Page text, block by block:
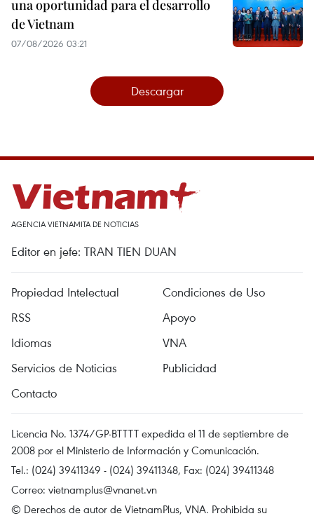
una oportunidad para el desarrollo
de Vietnam
07/08/2026 03:21
Descargar
AGENCIA VIETNAMITA DE NOTICIAS
Editor en jefe: TRAN TIEN DUAN
Propiedad Intelectual
Condiciones de Uso
RSS
Apoyo
Idiomas
VNA
Servicios de Noticias
Publicidad
Contacto
Licencia No. 1374/GP-BTTTT expedida el 11 de septiembre de
2008 por el Ministerio de Información y Comunicación.
Tel.: (024) 39411349 - (024) 39411348, Fax: (024) 39411348
Correo: vietnamplus@vnanet.vn
© Derechos de autor de VietnamPlus, VNA. Prohibida su